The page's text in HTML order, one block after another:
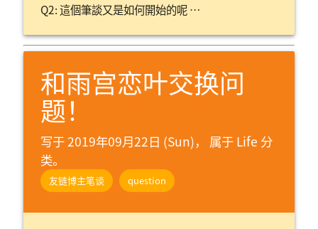
Q2: 這個筆談又是如何開始的呢 …
和雨宫恋叶交换问
题！
写于 2019年09月22日 (Sun)， 属于 Life 分
类。
友链博主笔谈 question